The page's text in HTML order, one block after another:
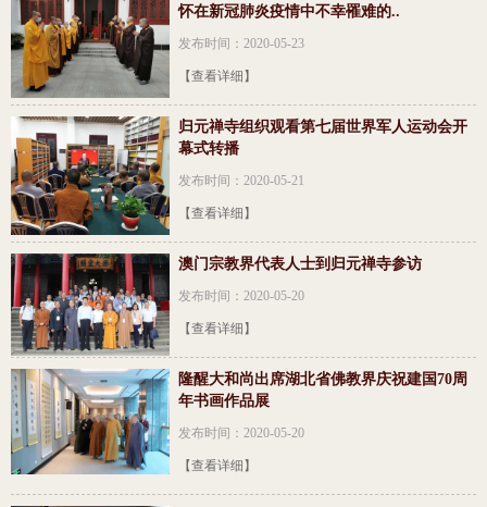
怀在新冠肺炎疫情中不幸罹难的..
发布时间：2020-05-23
【查看详细】
归元禅寺组织观看第七届世界军人运动会开
幕式转播
发布时间：2020-05-21
【查看详细】
澳门宗教界代表人士到归元禅寺参访
发布时间：2020-05-20
【查看详细】
隆醒大和尚出席湖北省佛教界庆祝建国70周
年书画作品展
发布时间：2020-05-20
【查看详细】